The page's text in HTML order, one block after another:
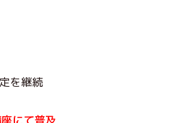
を継続